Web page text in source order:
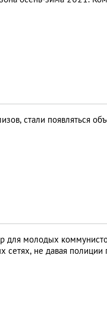
стали появляться
для молодых
сетях, не давая полиции